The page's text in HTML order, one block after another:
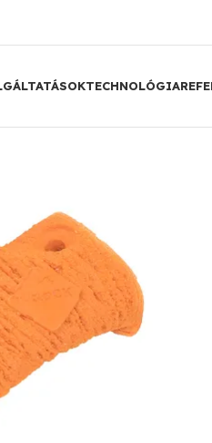
TECHNOLÓGIA